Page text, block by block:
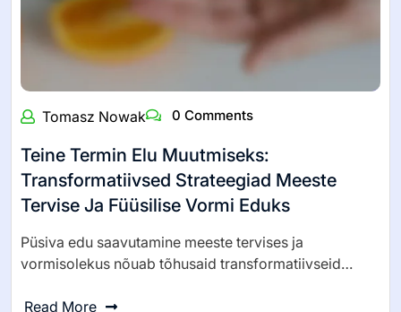
Tomasz Nowak 0 Comments
Teine Termin Elu Muutmiseks:
Transformatiivsed Strateegiad Meeste
Tervise Ja Füüsilise Vormi Eduks
Püsiva edu saavutamine meeste tervises ja
vormisolekus nõuab tõhusaid transformatiivseid…
Read More